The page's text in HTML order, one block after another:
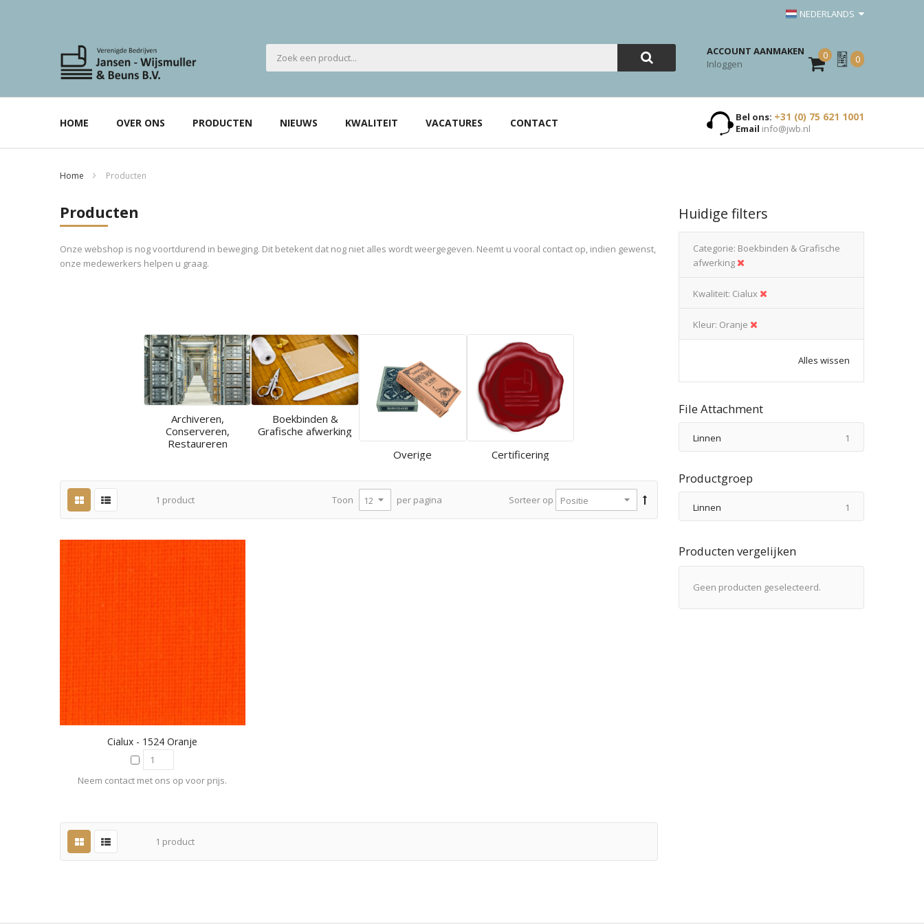
NEDERLANDS
ACCOUNT AANMAKEN
Inloggen
0
Mijn
Offerte
0
HOME OVER ONS PRODUCTEN NIEUWS KWALITEIT VACATURES CONTACT Bel ons: +31 (0) 75 621 1001
Email info@jwb.nl
Home Producten
Producten
Onze webshop is nog voortdurend in beweging. Dit betekent dat nog niet alles wordt weergegeven. Neemt u vooral contact op, indien gewenst,
onze medewerkers helpen u graag.
Archiveren,
Conserveren,
Restaureren
Boekbinden &
Grafische afwerking
Overige
Certificering
1 product Sorteer op
Toon per pagina
Cialux - 1524 Oranje
Neem contact met ons op voor prijs.
1 product
Huidige filters
Categorie Boekbinden & Grafische
afwerking
Kwaliteit Cialux
Kleur Oranje
Alles wissen
File Attachment
Linnen 1
Productgroep
Linnen 1
Producten vergelijken
Geen producten geselecteerd.